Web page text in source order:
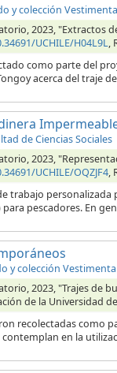
y colección
2023, "Extractos
UCHILE/H04L9L,
como parte del
acerca del traje
de Ciencias Sociales
2023,
UCHILE/OQZJF4,
trabajo
pescadores. En
y colección
2023, "Trajes de
de la Universidad de
recolectadas como
en la